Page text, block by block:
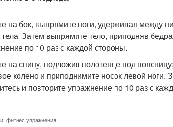
на бок, выпрямите ноги, удерживая между
тела. Затем выпрямите тело, приподняв
по 10 раз с каждой стороны.
на спину, подложив полотенце под
колено и приподнимите носок левой
и повторите упражнение по 10 раз с
фитнес упражнения